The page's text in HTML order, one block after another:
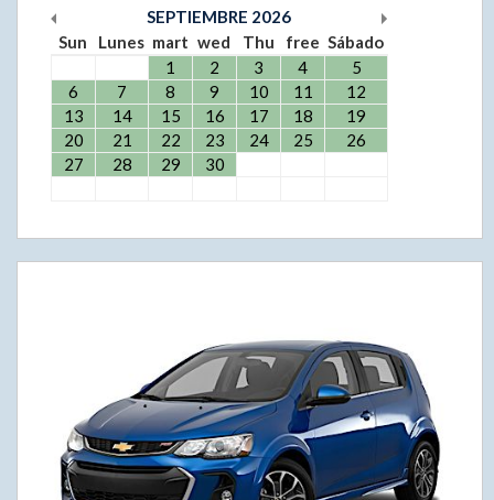
SEPTIEMBRE 2026
Sun
Lunes mart wed Thu free Sábado
1
2 3 4
5
6
7 8 9 10 11
12
13
14 15 16 17 18
19
20
21 22 23 24 25
26
27
28 29 30